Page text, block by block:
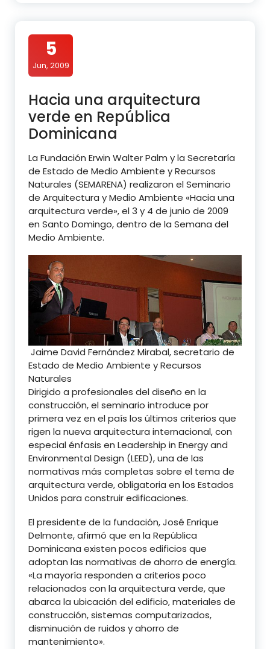
5
Jun, 2009
Hacia una arquitectura
verde en República
Dominicana
La Fundación Erwin Walter Palm y la Secretaría
de Estado de Medio Ambiente y Recursos
Naturales (SEMARENA) realizaron el Seminario
de Arquitectura y Medio Ambiente «Hacia una
arquitectura verde», el 3 y 4 de junio de 2009
en Santo Domingo, dentro de la Semana del
Medio Ambiente.
Jaime David Fernández Mirabal, secretario de
Estado de Medio Ambiente y Recursos
Naturales
Dirigido a profesionales del diseño en la
construcción, el seminario introduce por
primera vez en el país los últimos criterios que
rigen la nueva arquitectura internacional, con
especial énfasis en Leadership in Energy and
Environmental Design (LEED), una de las
normativas más completas sobre el tema de
arquitectura verde, obligatoria en los Estados
Unidos para construir edificaciones.
El presidente de la fundación, José Enrique
Delmonte, afirmó que en la República
Dominicana existen pocos edificios que
adoptan las normativas de ahorro de energía.
«La mayoría responden a criterios poco
relacionados con la arquitectura verde, que
abarca la ubicación del edificio, materiales de
construcción, sistemas computarizados,
disminución de ruidos y ahorro de
mantenimiento».